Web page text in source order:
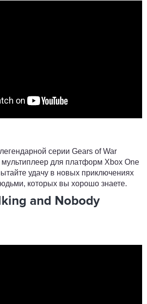
серии Gears of War
для платформ Xbox One
удачу в новых приключениях
которых вы хорошо знаете.
and Nobody